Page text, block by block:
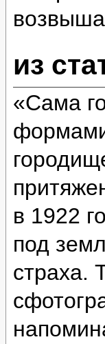
из
«Сама
в 1922
под
страха.